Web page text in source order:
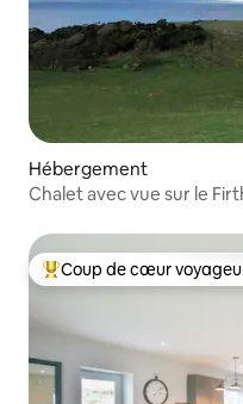
Hébergement
Chalet avec vue sur le
Coups de cœur
Coup de cœur